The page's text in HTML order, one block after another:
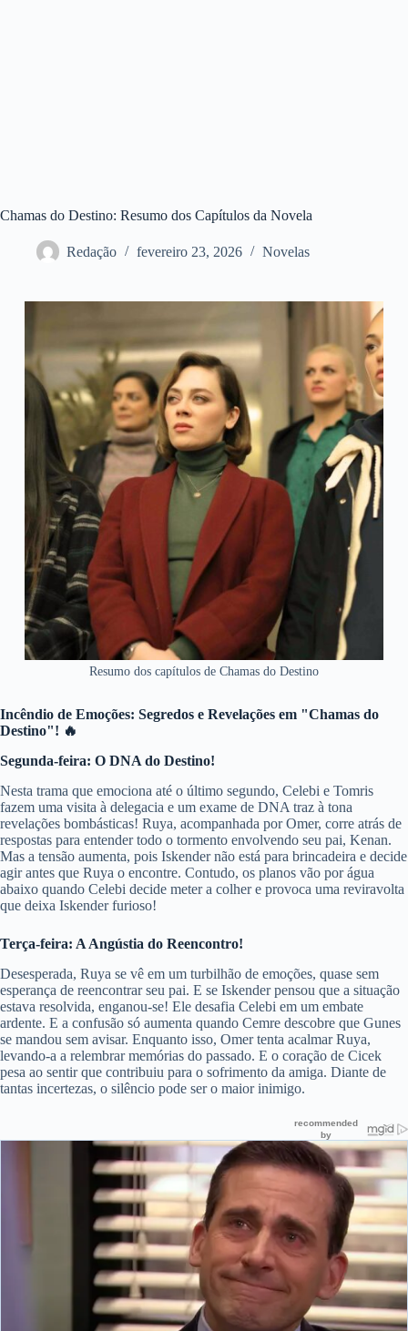
Chamas do Destino: Resumo dos Capítulos da Novela
Redação fevereiro 23, 2026 Novelas
Resumo dos capítulos de Chamas do Destino
Incêndio de Emoções: Segredos e Revelações em "Chamas do
Destino"! 🔥
Segunda-feira: O DNA do Destino!
Nesta trama que emociona até o último segundo, Celebi e Tomris
fazem uma visita à delegacia e um exame de DNA traz à tona
revelações bombásticas! Ruya, acompanhada por Omer, corre atrás de
respostas para entender todo o tormento envolvendo seu pai, Kenan.
Mas a tensão aumenta, pois Iskender não está para brincadeira e decide
agir antes que Ruya o encontre. Contudo, os planos vão por água
abaixo quando Celebi decide meter a colher e provoca uma reviravolta
que deixa Iskender furioso!
Terça-feira: A Angústia do Reencontro!
Desesperada, Ruya se vê em um turbilhão de emoções, quase sem
esperança de reencontrar seu pai. E se Iskender pensou que a situação
estava resolvida, enganou-se! Ele desafia Celebi em um embate
ardente. E a confusão só aumenta quando Cemre descobre que Gunes
se mandou sem avisar. Enquanto isso, Omer tenta acalmar Ruya,
levando-a a relembrar memórias do passado. E o coração de Cicek
pesa ao sentir que contribuiu para o sofrimento da amiga. Diante de
tantas incertezas, o silêncio pode ser o maior inimigo.